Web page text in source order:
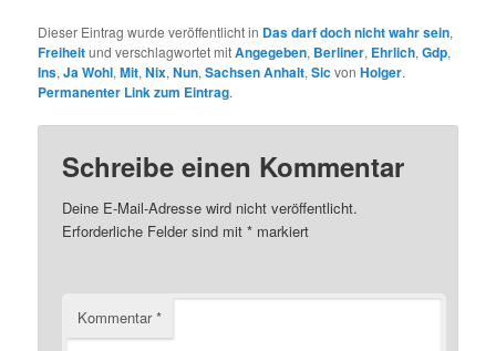
Dieser Eintrag wurde veröffentlicht in Das darf doch nicht wahr sein,
Freiheitund verschlagwortet mitAngegeben, Berliner, Ehrlich,Gdp,
Ins,Ja Wohl,Mit,Nix,Nun,Sachsen Anhalt,SicvonHolger.
Permanenter Link zum Eintrag.
Schreibe einen Kommentar
Deine E-Mail-Adresse wird nicht veröffentlicht.
Erforderliche Felder sind mit* markiert
Kommentar*